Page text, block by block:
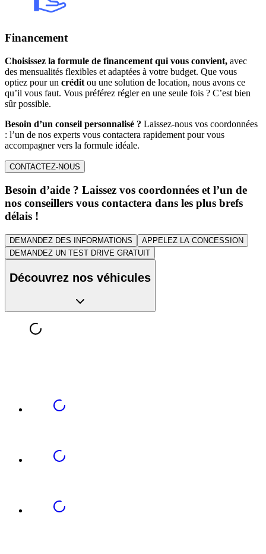
Financement
Choisissez la formule de financement qui vous convient, avec
des mensualités flexibles et adaptées à votre budget. Que vous
optiez pour un crédit ou une solution de location, nous avons ce
qu’il vous faut. Vous préférez régler en une seule fois ? C’est bien
sûr possible.
Besoin d’un conseil personnalisé ? Laissez-nous vos coordonnées
: l’un de nos experts vous contactera rapidement pour vous
accompagner vers la formule idéale.
CONTACTEZ-NOUS
Besoin d’aide ? Laissez vos coordonnées et l’un de
nos conseillers vous contactera dans les plus brefs
délais !
DEMANDEZ DES INFORMATIONS
APPELEZ LA CONCESSION
DEMANDEZ UN TEST DRIVE GRATUIT
Découvrez nos véhicules